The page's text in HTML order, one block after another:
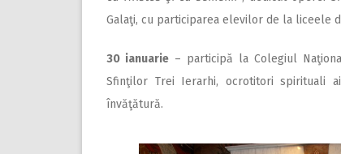
Galaţi, cu participarea elevilor de la liceele
30 ianuarie – participă la Colegiul
Sfinţilor Trei Ierarhi, ocrotitori spirituali
învăţătură.